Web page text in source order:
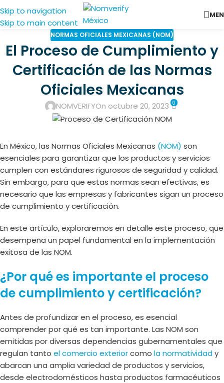
Skip to navigation
Skip to main content
NORMAS OFICIALES MEXICANAS (NOM)
El Proceso de Cumplimiento y
Certificación de las Normas
Oficiales Mexicanas
NOMVERIFYOn octubre 20, 2023 0
En México, las Normas Oficiales Mexicanas (NOM) son
esenciales para garantizar que los productos y servicios
cumplen con estándares rigurosos de seguridad y calidad.
Sin embargo, para que estas normas sean efectivas, es
necesario que las empresas y fabricantes sigan un proceso
de cumplimiento y certificación.
En este artículo, exploraremos en detalle este proceso, que
desempeña un papel fundamental en la implementación
exitosa de las NOM.
¿Por qué es importante el proceso
de cumplimiento y certificación?
Antes de profundizar en el proceso, es esencial
comprender por qué es tan importante. Las NOM son
emitidas por diversas dependencias gubernamentales que
regulan tanto el comercio exteriorcomo la normatividady
abarcan una amplia variedad de productos y servicios,
desde electrodomésticos hasta productos farmacéuticos